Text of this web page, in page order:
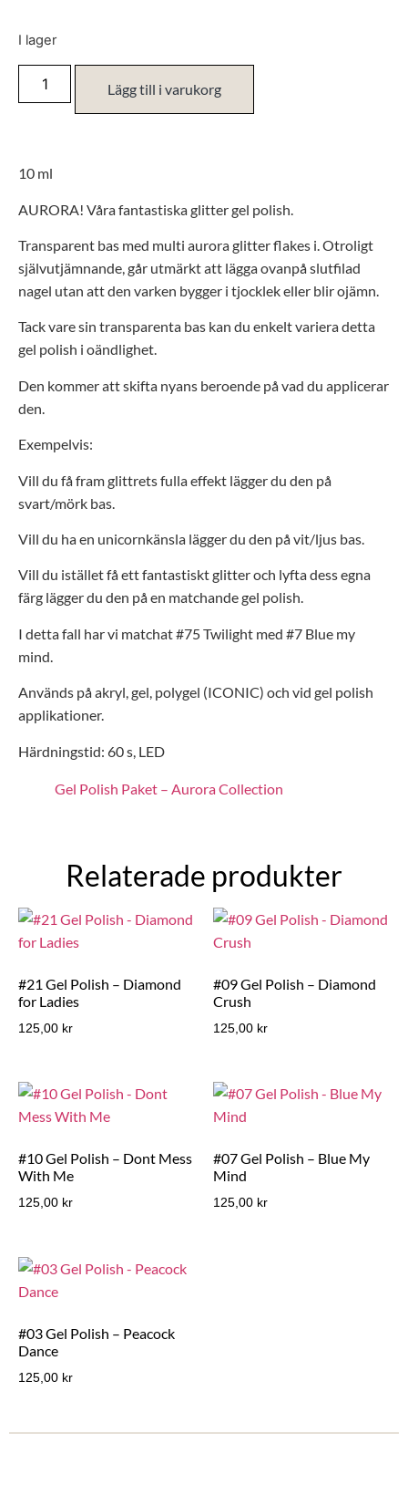
I lager
Lägg till i varukorg
10 ml
AURORA! Våra fantastiska glitter gel polish.
Transparent bas med multi aurora glitter flakes i. Otroligt
självutjämnande, går utmärkt att lägga ovanpå slutfilad
nagel utan att den varken bygger i tjocklek eller blir ojämn.
Tack vare sin transparenta bas kan du enkelt variera detta
gel polish i oändlighet.
Den kommer att skifta nyans beroende på vad du applicerar
den.
Exempelvis:
Vill du få fram glittrets fulla effekt lägger du den på
svart/mörk bas.
Vill du ha en unicornkänsla lägger du den på vit/ljus bas.
Vill du istället få ett fantastiskt glitter och lyfta dess egna
färg lägger du den på en matchande gel polish.
I detta fall har vi matchat #75 Twilight med #7 Blue my
mind.
Används på akryl, gel, polygel (ICONIC) och vid gel polish
applikationer.
Härdningstid: 60 s, LED
Gel Polish Paket – Aurora Collection
Relaterade produkter
#21 Gel Polish – Diamond
for Ladies
125,00 kr
#09 Gel Polish – Diamond
Crush
125,00 kr
#10 Gel Polish – Dont Mess
With Me
125,00 kr
#07 Gel Polish – Blue My
Mind
125,00 kr
#03 Gel Polish – Peacock
Dance
125,00 kr